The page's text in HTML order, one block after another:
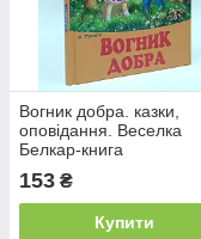
Вогник добра. казки,
оповідання. Веселка
Белкар-книга
153 ₴
Купити